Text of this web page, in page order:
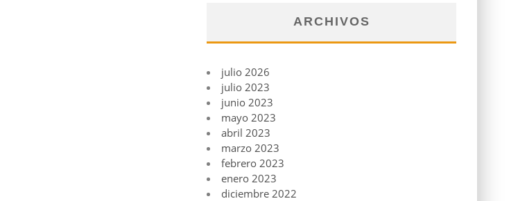
ARCHIVOS
julio 2026
julio 2023
junio 2023
mayo 2023
abril 2023
marzo 2023
febrero 2023
enero 2023
diciembre 2022